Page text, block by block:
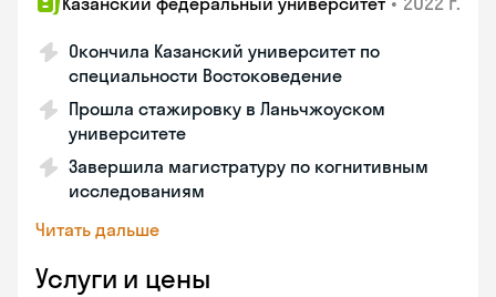
Окончила Казанский университет по
специальности Востоковедение
Прошла стажировку в Ланьчжоуском
университете
Завершила магистратуру по когнитивным
исследованиям
Читать дальше
Услуги и цены